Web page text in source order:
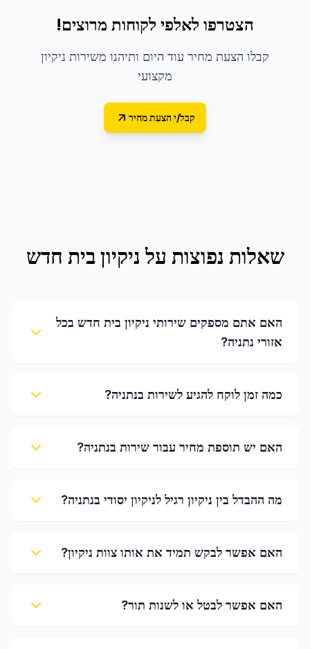
הצטרפו לאלפי לקוחות מרוצים!
קבלו הצעת מחיר עוד היום ותיהנו משירות ניקיון
מקצועי
קבל/י הצעת מחיר
שאלות נפוצות על ניקיון בית חדש
האם אתם מספקים שירותי ניקיון בית חדש בכל
אזורי נתניה?
כמה זמן לוקח להגיע לשירות בנתניה?
האם יש תוספת מחיר עבור שירות בנתניה?
מה ההבדל בין ניקיון רגיל לניקיון יסודי בנתניה?
האם אפשר לבקש תמיד את אותו צוות ניקיון?
האם אפשר לבטל או לשנות תור?